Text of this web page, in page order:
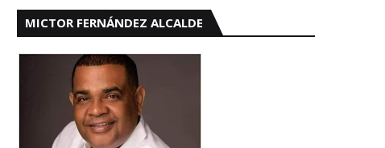
MICTOR FERNÁNDEZ ALCALDE